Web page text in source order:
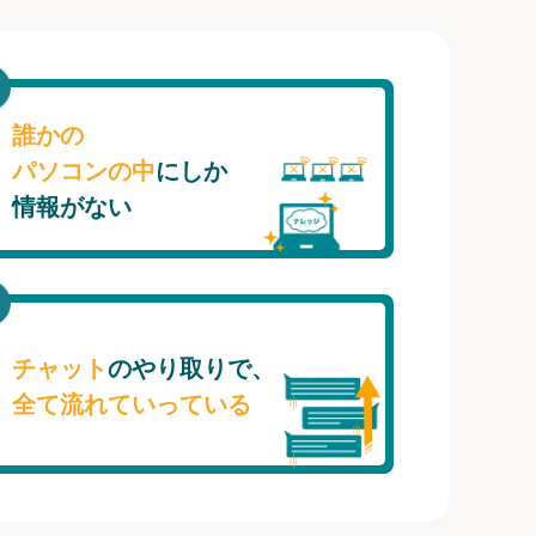
誰かの
パソコンの中にしか
情報がない
チャットのやり取りで、
全て流れていっている